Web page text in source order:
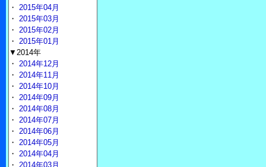
・ 2015年04月
・ 2015年03月
・ 2015年02月
・ 2015年01月
▼2014年
・ 2014年12月
・ 2014年11月
・ 2014年10月
・ 2014年09月
・ 2014年08月
・ 2014年07月
・ 2014年06月
・ 2014年05月
・ 2014年04月
・ 2014年03月